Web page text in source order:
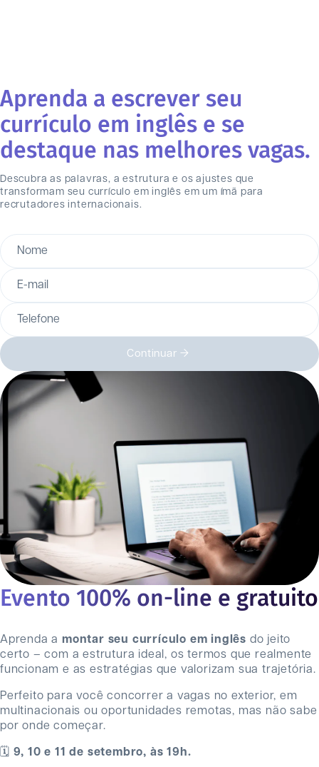
Aprenda a escrever seu
currículo em inglês e se
destaque nas melhores vagas.
Descubra as palavras, a estrutura e os ajustes que
transformam seu currículo em inglês em um ímã para
recrutadores internacionais.
Nome
E-mail
Telefone
Continuar
Evento 100% on-line e gratuito
Aprenda a montar seu currículo em inglês do jeito
certo – com a estrutura ideal, os termos que realmente
funcionam e as estratégias que valorizam sua trajetória.
Perfeito para você concorrer a vagas no exterior, em
multinacionais ou oportunidades remotas, mas não sabe
por onde começar.
🗓️ 9, 10 e 11 de setembro, às 19h.